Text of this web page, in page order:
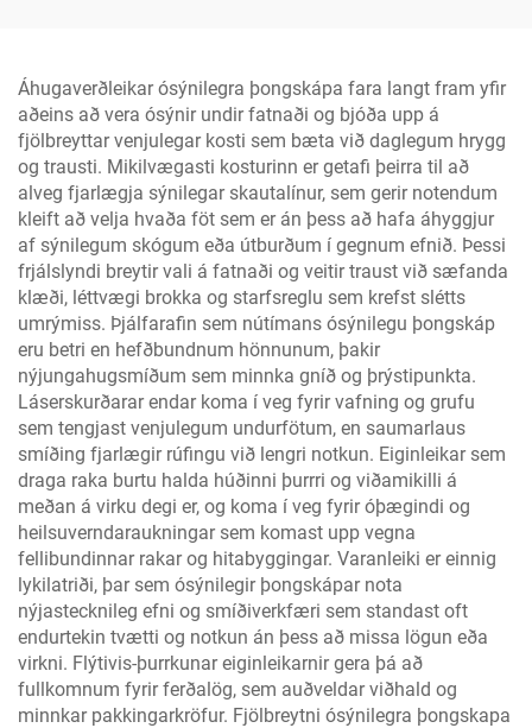
Áhugaverðleikar ósýnilegra þongskápa fara langt fram yfir
aðeins að vera ósýnir undir fatnaði og bjóða upp á
fjölbreyttar venjulegar kosti sem bæta við daglegum hrygg
og trausti. Mikilvægasti kosturinn er getafi þeirra til að
alveg fjarlægja sýnilegar skautalínur, sem gerir notendum
kleift að velja hvaða föt sem er án þess að hafa áhyggjur
af sýnilegum skógum eða útburðum í gegnum efnið. Þessi
frjálslyndi breytir vali á fatnaði og veitir traust við sæfanda
klæði, léttvægi brokka og starfsreglu sem krefst slétts
umrýmiss. Þjálfarafin sem nútímans ósýnilegu þongskáp
eru betri en hefðbundnum hönnunum, þakir
nýjungahugsmíðum sem minnka gníð og þrýstipunkta.
Láserskurðarar endar koma í veg fyrir vafning og grufu
sem tengjast venjulegum undurfötum, en saumarlaus
smíðing fjarlægir rúfingu við lengri notkun. Eiginleikar sem
draga raka burtu halda húðinni þurrri og viðamikilli á
meðan á virku degi er, og koma í veg fyrir óþægindi og
heilsuverndaraukningar sem komast upp vegna
fellibundinnar rakar og hitabyggingar. Varanleiki er einnig
lykilatriði, þar sem ósýnilegir þongskápar nota
nýjastecknileg efni og smíðiverkfæri sem standast oft
endurtekin tvætti og notkun án þess að missa lögun eða
virkni. Flýtivis-þurrkunar eiginleikarnir gera þá að
fullkomnum fyrir ferðalög, sem auðveldar viðhald og
minnkar pakkingarkröfur. Fjölbreytni ósýnilegra þongskapa